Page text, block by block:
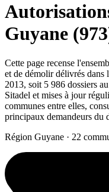
Guyane
Cette page recense
et de démolir délivrés dans
2013, soit 5 986 dossiers
Sitadel et mises à jour
communes entre elles,
principaux demandeurs du
Région Guyane · 22